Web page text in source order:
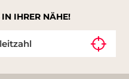
IHRER NÄHE!